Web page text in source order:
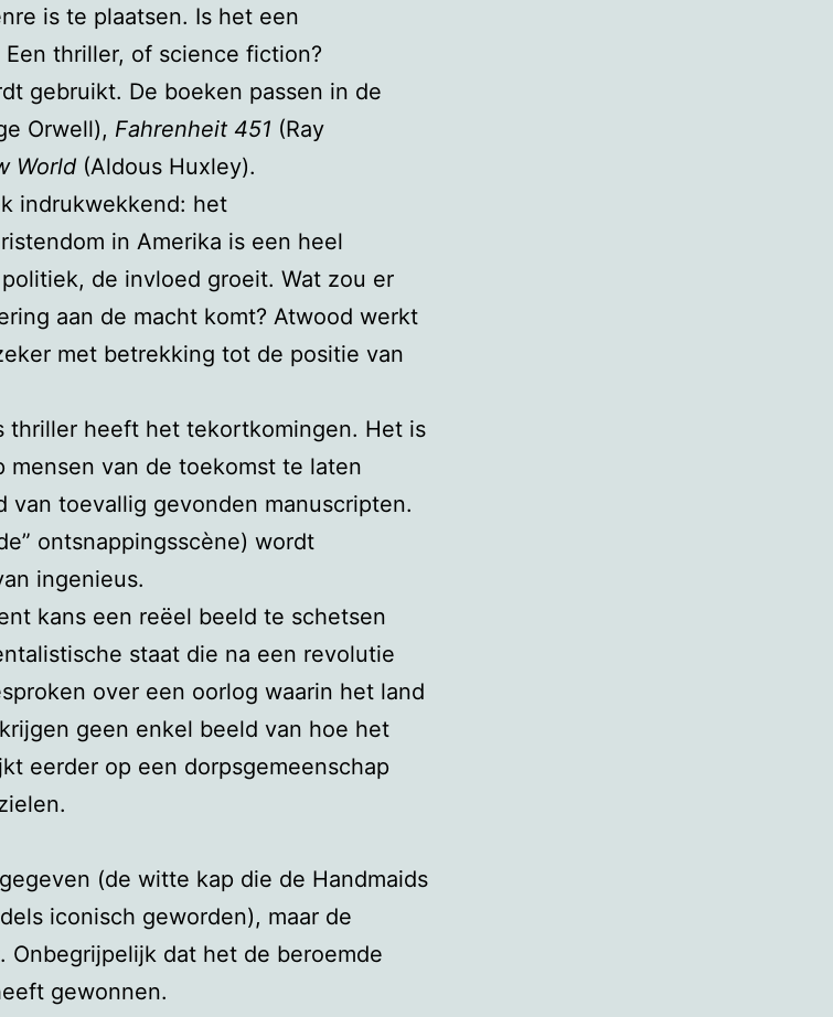
is te plaatsen. Is het een
thriller, of science fiction?
gebruikt. De boeken passen in de
Orwell), Fahrenheit 451 (Ray
World (Aldous Huxley).
indrukwekkend: het
in Amerika is een heel
de invloed groeit. Wat zou er
aan de macht komt? Atwood werkt
met betrekking tot de positie van
thriller heeft het tekortkomingen. Het is
mensen van de toekomst te laten
van toevallig gevonden manuscripten.
ontsnappingsscène) wordt
ingenieus.
kans een reëel beeld te schetsen
staat die na een revolutie
over een oorlog waarin het land
geen enkel beeld van hoe het
eerder op een dorpsgemeenschap
(de witte kap die de Handmaids
iconisch geworden), maar de
Onbegrijpelijk dat het de beroemde
gewonnen.